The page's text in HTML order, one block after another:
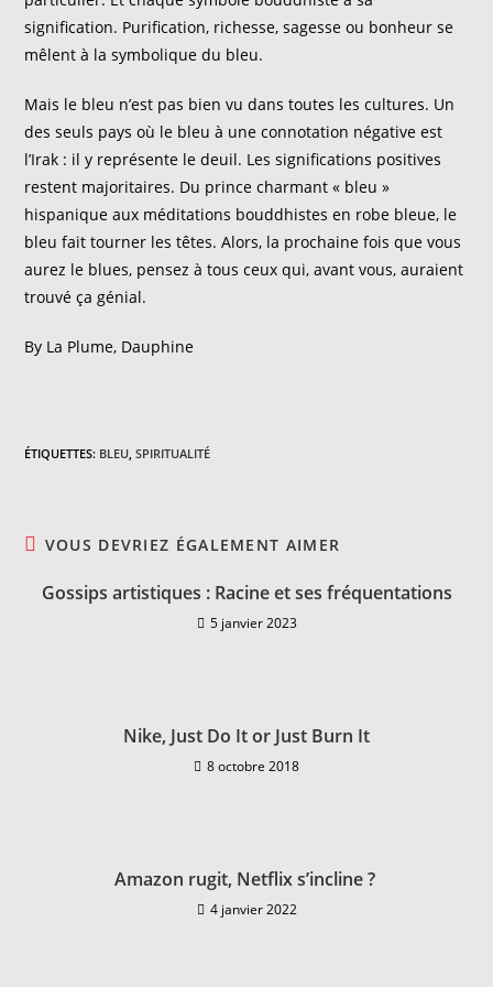
signification. Purification, richesse, sagesse ou bonheur se
mêlent à la symbolique du bleu.
Mais le bleu n’est pas bien vu dans toutes les cultures. Un
des seuls pays où le bleu à une connotation négative est
l’Irak : il y représente le deuil. Les significations positives
restent majoritaires. Du prince charmant « bleu »
hispanique aux méditations bouddhistes en robe bleue, le
bleu fait tourner les têtes. Alors, la prochaine fois que vous
aurez le blues, pensez à tous ceux qui, avant vous, auraient
trouvé ça génial.
By La Plume, Dauphine
ÉTIQUETTES: BLEU, SPIRITUALITÉ
VOUS DEVRIEZ ÉGALEMENT AIMER
Gossips artistiques : Racine et ses fréquentations
5 janvier 2023
Nike, Just Do It or Just Burn It
8 octobre 2018
Amazon rugit, Netflix s’incline ?
4 janvier 2022